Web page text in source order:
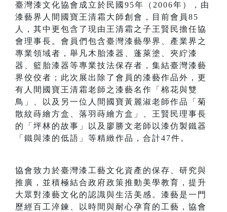
臺灣漆文化協會成立於民國95年（2006年），由
漆藝界人間國寶王清霜大師創會，目前會員85
人，其中更包含了現由王清霜之子王賢民擔任協
會理事長。會員們包含臺灣漆藝學界、產業界之
專業領域者，舉凡木胎漆器、蓬萊塗、夾紵漆
器、籃胎漆器等專業技法保存者，集結臺灣漆藝
界佼佼者；此次展出除了會員的漆藝作品外，更
有人間國寶王清霜老師之漆藝名作「棉花與雙
鳥」、以及另一位人間國寶黃麗淑老師作品「菊
散紋蒔繪方盒、落羽蒔繪方盒」、王賢民理事長
的「坪林的故事」以及廖勝文老師以漆仿製鐵器
「鐵與漆的低語」等精緻作品，合計47件。
協會致力於臺灣漆工藝文化資產的保存、研究與
推廣，並積極結合政府政策推動美學教育，提升
大眾對漆藝文化的認識與生活美感。漆藝是一門
歷經百工淬鍊、以時間與耐心孕育的工藝，協會